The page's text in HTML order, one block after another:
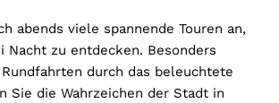
abends viele spannende Touren an,
Nacht zu entdecken. Besonders
durch das beleuchtete
Sie die Wahrzeichen der Stadt in